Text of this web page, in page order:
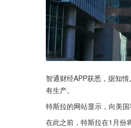
智通财经APP获悉，据知
有生产。
特斯拉的网站显示，向美
在此之前，特斯拉在1月份